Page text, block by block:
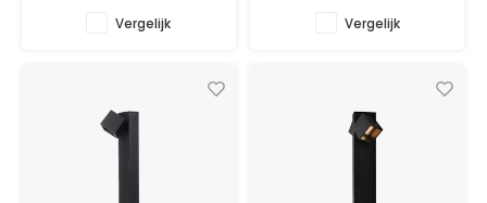
verblinden.
Vergelijk
design.
Vergelijk